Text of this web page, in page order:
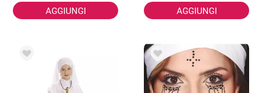
AGGIUNGI AGGIUNGI